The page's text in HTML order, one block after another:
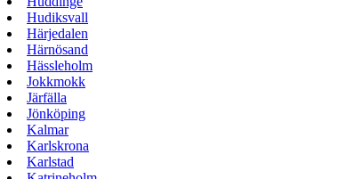
Hudiksvall
Härjedalen
Härnösand
Hässleholm
Jokkmokk
Järfälla
Jönköping
Kalmar
Karlskrona
Karlstad